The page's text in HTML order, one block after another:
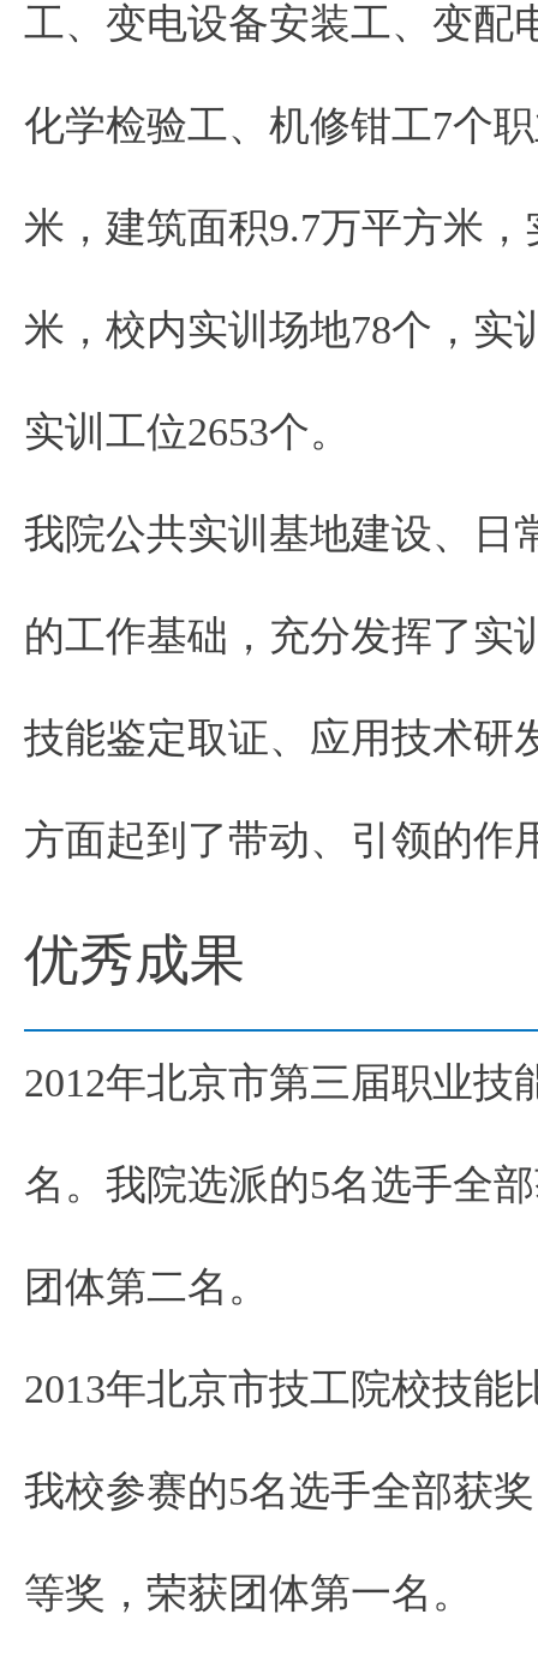
工、变电设备安装工、变配
化学检验工、机修钳工7个
米，建筑面积9.7万平方米
米，校内实训场地78个，实
实训工位2653个。
我院公共实训基地建设、日
的工作基础，充分发挥了实
技能鉴定取证、应用技术研
方面起到了带动、引领的作
优秀成果
2012年北京市第三届职业
名。我院选派的5名选手全
团体第二名。
2013年北京市技工院校技
我校参赛的5名选手全部获
等奖，荣获团体第一名。